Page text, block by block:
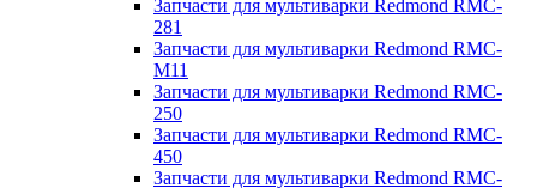
Запчасти для мультиварки Redmond RMC-
281
Запчасти для мультиварки Redmond RMC-
M11
Запчасти для мультиварки Redmond RMC-
250
Запчасти для мультиварки Redmond RMC-
450
Запчасти для мультиварки Redmond RMC-